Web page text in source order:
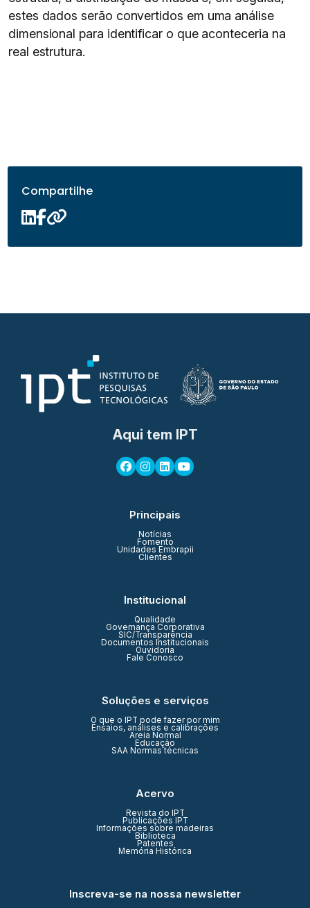
estes dados serão convertidos em uma análise
dimensional para identificar o que aconteceria na
real estrutura.
Compartilhe
Aqui tem IPT
Principais
Notícias
Fomento
Unidades Embrapii
Clientes
Institucional
Qualidade
Governança Corporativa
SIC/Transparência
Documentos Institucionais
Ouvidoria
Fale Conosco
Soluções e serviços
O que o IPT pode fazer por mim
Ensaios, análises e calibrações
Areia Normal
Educação
SAA Normas técnicas
Acervo
Revista do IPT
Publicações IPT
Informações sobre madeiras
Biblioteca
Patentes
Memória Histórica
Inscreva-se na nossa newsletter